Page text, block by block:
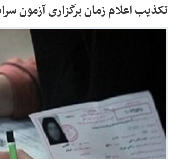
تکذیب اعلام زمان برگزاری آزمون